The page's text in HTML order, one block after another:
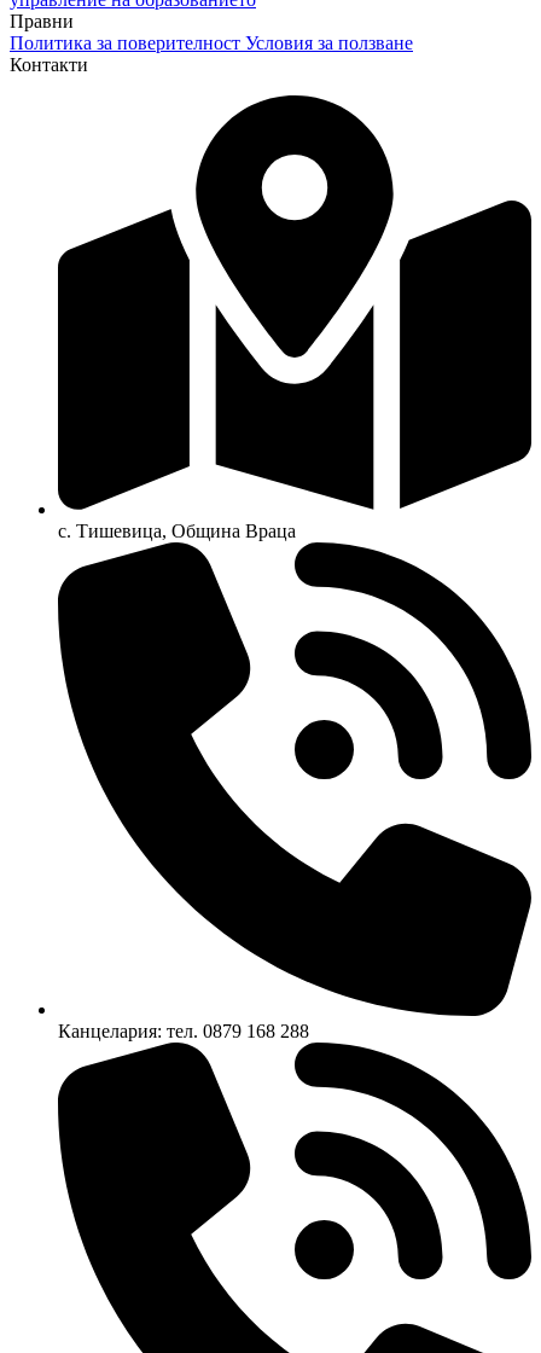
Правни
Политика за поверителност Условия за ползване
Контакти
с. Тишевица, Община Враца
Канцелария: тел. 0879 168 288